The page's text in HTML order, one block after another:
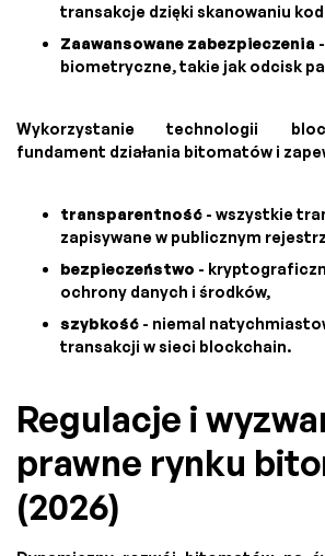
transakcje dzięki skanowaniu
Zaawansowane zabezpieczenia
biometryczne, takie jak odcisk
Wykorzystanie technologii
fundament działania bitomatów i
transparentność - wszystkie
zapisywane w publicznym
bezpieczeństwo -
ochrony danych i środków,
szybkość - niemal
transakcji w sieci blockchain.
Regulacje i
prawne rynku
(2026)